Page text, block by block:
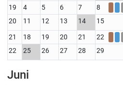
19 4 5 6 7 8
20
11 12 13 14 15
21 18 19 20 21 22
22
25 26 27 28 29
Juni